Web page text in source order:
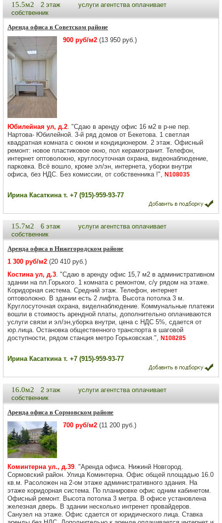
15.5м2 2 этаж
услуги агентства оплачивает
собственник
Аренда офиса в Советском районе
900 руб/м2 (13 950 руб.)
Юбилейная ул, д.2. "Сдаю в аренду офис 16 м2 в р-не пер.
Нартова- Юбилейной. 3-й ряд домов от Бекетова. 1 светлая
квадратная комната с окном и кондиционером. 2 этаж. Офисный
ремонт: новое пластиковое окно, пол керамогранит. Телефон,
интернет оптоволокно, круглосуточная охрана, видеонаблюдение,
парковка. Всё вошло, кроме эл/эн, интернета, уборки внутри
офиса, без НДС. Без комиссии, от собственника !", N108035
Ирина Касаткина т. +7 (915)-959-93-77
15.7м2 6 этаж
услуги агентства оплачивает
собственник
Аренда офиса в Нижегородском районе
1 300 руб/м2 (20 410 руб.)
Костина ул, д.3. "Сдаю в аренду офис 15,7 м2 в административном
здании на пл.Горького. 1 комната с ремонтом, с/у рядом на этаже.
Коридорная система. Средний этаж. Телефон, интернет
оптоволокно. В здании есть 2 лифта. Высота потолка 3 м.
Круглосуточная охрана, виделнаблюдение. Коммунальные платежи
вошли в стоимость арендной платы, дополнительно оплачиваются
услуги связи и эл/эн,уборка внутри, цена с НДС 5%, сдается от
юр.лица. Остановка общественного транспорта в шаговой
доступности, рядом станция метро Горьковская.", N108285
Ирина Касаткина т. +7 (915)-959-93-77
16.0м2 2 этаж
услуги агентства оплачивает
собственник
Аренда офиса в Сормовском районе
700 руб/м2 (11 200 руб.)
Коминтерна ул., д.39. "Аренда офиса. Нижинй Новгород.
Сормовский район. Улица Коминтерна. Офис общей площадью 16.0
кв.м. Расоложен на 2-ом этаже административного здания. На
этаже коридорная система. По планировке офис одним кабинетом.
Офисный ремонт. Высота потолка 3 метра. В офисе установлена
железная дверь. В здании несколько интренет провайдеров.
Санузел на этаже. Офис сдается от юридического лица. Ставка